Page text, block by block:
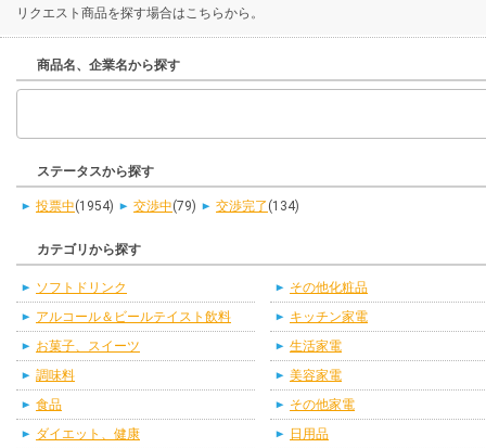
リクエスト商品を探す場合はこちらから。
商品名、企業名から探す
ステータスから探す
投票中(1954) 交渉中(79) 交渉完了 (134)
カテゴリから探す
ソフトドリンク
アルコール＆ビールテイスト飲料
お菓子、スイーツ
調味料
食品
ダイエット、健康
その他化粧品
キッチン家電
生活家電
美容家電
その他家電
日用品